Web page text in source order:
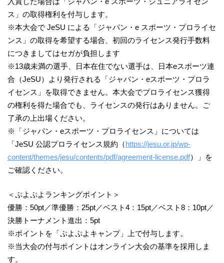
ス」の取得権利を付与します。
※本大会で JeSU による「ジャパン・e スポーツ・プロライセ
ンス」の取得を希望する場合、初回のライセンス発行手数料
につきましてはセガが負担します
※13歳未満の選手、日本在住でない選手は、日本eスポーツ連
合（JeSU）より発行される「ジャパン・eスポーツ・プロラ
イセンス」を取得できません。本大会でプロライセンス獲得
の権利を得た場合でも、ライセンスの発行はありません。ご
了承の上出場ください。
※「ジャパン・eスポーツ・プロライセンス」については
「JeSU 公認プロライセンス規約（https://jesu.or.jp/wp-
content/themes/jesu/contents/pdf/agreement-license.pdf）」を
ご確認ください。
＜ぷよぷよランキングポイント＞
優勝：50pt／準優勝：25pt／ベスト4：15pt／ベスト8：10pt／
決勝トーナメント進出：5pt
※ポイントを「ぷよぷよキャンプ」上で付与します。
※当大会の付与ポイントはオンライン大会の基準を採用しま
す。